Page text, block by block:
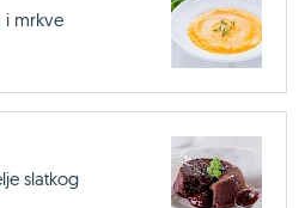
i mrkve
slatkog